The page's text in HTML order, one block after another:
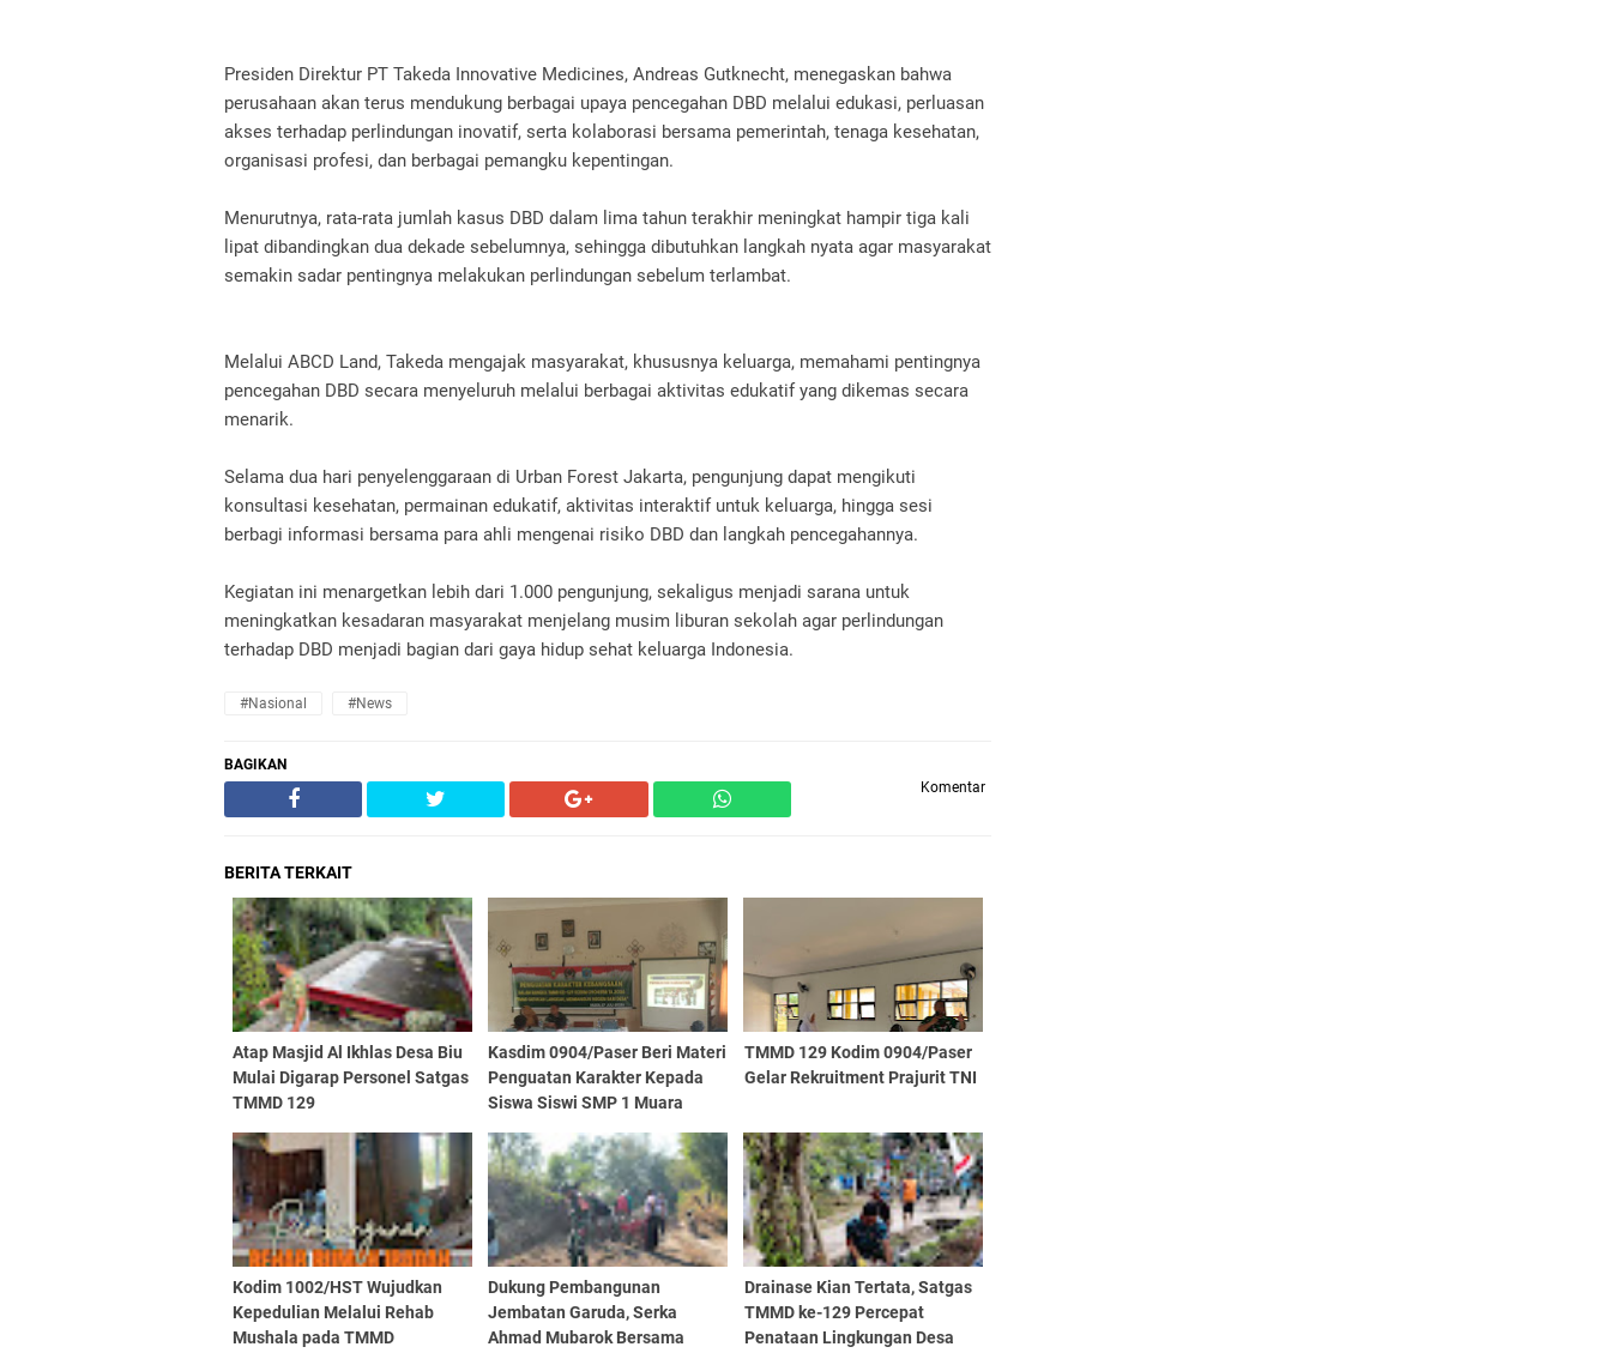
Presiden Direktur PT Takeda Innovative Medicines, Andreas Gutknecht, menegaskan bahwa
perusahaan akan terus mendukung berbagai upaya pencegahan DBD melalui edukasi, perluasan
akses terhadap perlindungan inovatif, serta kolaborasi bersama pemerintah, tenaga kesehatan,
organisasi profesi, dan berbagai pemangku kepentingan.
Menurutnya, rata-rata jumlah kasus DBD dalam lima tahun terakhir meningkat hampir tiga kali
lipat dibandingkan dua dekade sebelumnya, sehingga dibutuhkan langkah nyata agar masyarakat
semakin sadar pentingnya melakukan perlindungan sebelum terlambat.
Melalui ABCD Land, Takeda mengajak masyarakat, khususnya keluarga, memahami pentingnya
pencegahan DBD secara menyeluruh melalui berbagai aktivitas edukatif yang dikemas secara
menarik.
Selama dua hari penyelenggaraan di Urban Forest Jakarta, pengunjung dapat mengikuti
konsultasi kesehatan, permainan edukatif, aktivitas interaktif untuk keluarga, hingga sesi
berbagi informasi bersama para ahli mengenai risiko DBD dan langkah pencegahannya.
Kegiatan ini menargetkan lebih dari 1.000 pengunjung, sekaligus menjadi sarana untuk
meningkatkan kesadaran masyarakat menjelang musim liburan sekolah agar perlindungan
terhadap DBD menjadi bagian dari gaya hidup sehat keluarga Indonesia.
#Nasional #News
BAGIKAN
Komentar
BERITA TERKAIT
Atap Masjid Al Ikhlas Desa Biu
Mulai Digarap Personel Satgas
TMMD 129
Kasdim 0904/Paser Beri Materi
Penguatan Karakter Kepada
Siswa Siswi SMP 1 Muara
TMMD 129 Kodim 0904/Paser
Gelar Rekruitment Prajurit TNI
Kodim 1002/HST Wujudkan
Kepedulian Melalui Rehab
Mushala pada TMMD
Dukung Pembangunan
Jembatan Garuda, Serka
Ahmad Mubarok Bersama
Drainase Kian Tertata, Satgas
TMMD ke-129 Percepat
Penataan Lingkungan Desa